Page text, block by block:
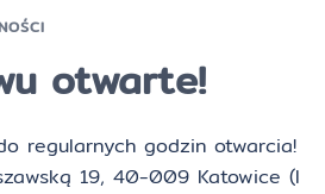
otwarte!
regularnych godzin otwarcia!
19, 40-009 Katowice (I